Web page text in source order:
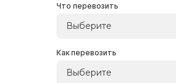
Что перевозить
Выберите
Как перевозить
Выберите